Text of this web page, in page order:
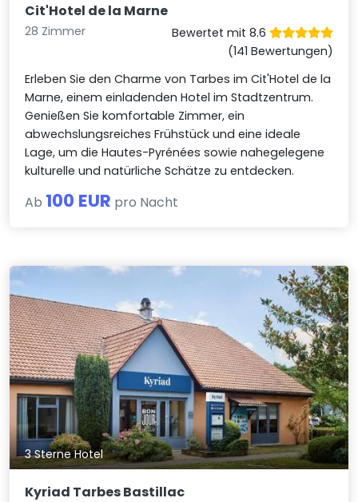
Cit'Hotel de la Marne
28 Zimmer
Bewertet mit 8.6
(141 Bewertungen)
Erleben Sie den Charme von Tarbes im Cit'Hotel de la
Marne, einem einladenden Hotel im Stadtzentrum.
Genießen Sie komfortable Zimmer, ein
abwechslungsreiches Frühstück und eine ideale
Lage, um die Hautes-Pyrénées sowie nahegelegene
kulturelle und natürliche Schätze zu entdecken.
Ab 100 EUR pro Nacht
3 Sterne Hotel
Kyriad Tarbes Bastillac